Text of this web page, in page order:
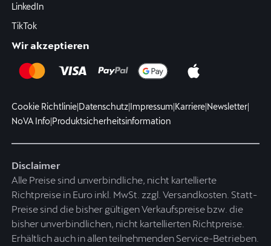
LinkedIn
TikTok
Wir akzeptieren
Cookie Richtlinie|Datenschutz|Impressum|Karriere|Newsletter|
NoVA Info|Produktsicherheitsinformation
Disclaimer
Alle Preise sind unverbindliche, nicht kartellierte
Richtpreise in Euro inkl. MwSt. zzgl. Versandkosten. Statt-
Preise sind die bisher gültigen Verkaufspreise bzw. die
bisher unverbindlichen, nicht kartellierten Richtpreise.
Erhältlich auch in allen teilnehmenden Service-Betrieben.